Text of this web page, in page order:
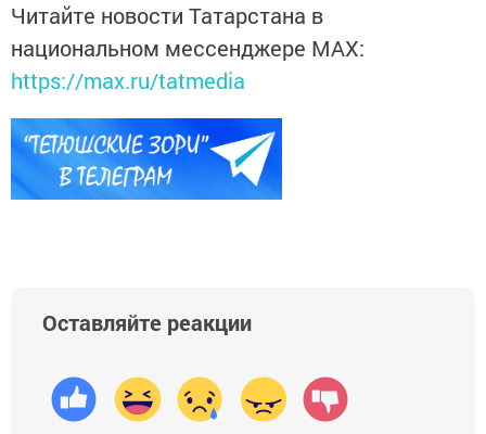
Читайте новости Татарстана в
национальном мессенджере MАХ:
https://max.ru/tatmedia
Оставляйте реакции